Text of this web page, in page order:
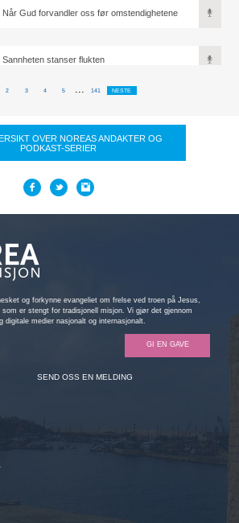
Når Gud forvandler oss før omstendighetene
Sannheten stanser flukten
2 3 4 5 ... 141 NESTE
OVER NOREAS ANDAKTER OG
PODKAST-SERIER
og forkynne evangeliet om frelse ved troen på Jesus,
er stengt for tradisjonell misjon. Vi gjør det gjennom
digitale medier nasjonalt og internasjonalt.
GI EN GAVE
SEND OSS EN MELDING